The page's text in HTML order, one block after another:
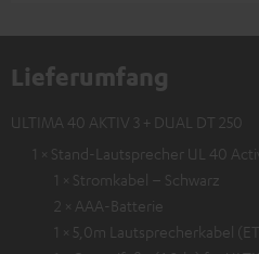
Lieferumfang
ULTIMA 40 AKTIV 3 + DUAL DT 250
1 × Stand-Lautsprecher UL 40
1 × Stromkabel – Schwarz
2 × AAA-Batterie
1 × 5,0m Lautsprecherkabel